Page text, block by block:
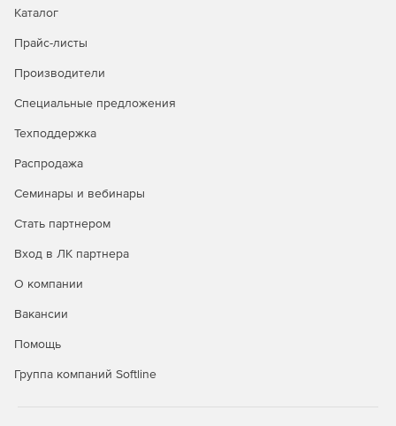
сервисов.
Управление всеми аспектами безопасности удобно и
Автоматизация политики безопасности и
среды.
облачных сред и успешно отражайте самые сложные
атаки.
Каталог
Прайс-листы
Производители
Специальные предложения
Техподдержка
Распродажа
Семинары и вебинары
Стать партнером
Вход в ЛК партнера
О компании
Вакансии
Помощь
Группа компаний Softline